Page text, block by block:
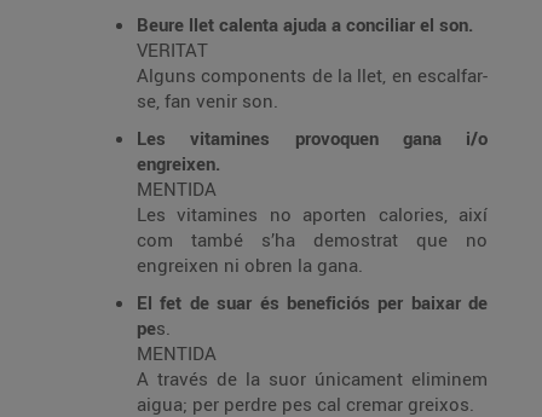
Beure llet calenta ajuda a conciliar el son.
VERITAT
Alguns components de la llet, en escalfar-
se, fan venir son.
Les vitamines provoquen gana i/o
engreixen.
MENTIDA
Les vitamines no aporten calories, així
com també s’ha demostrat que no
engreixen ni obren la gana.
El fet de suar és beneficiós per baixar de
pes.
MENTIDA
A través de la suor únicament eliminem
aigua; per perdre pes cal cremar greixos.